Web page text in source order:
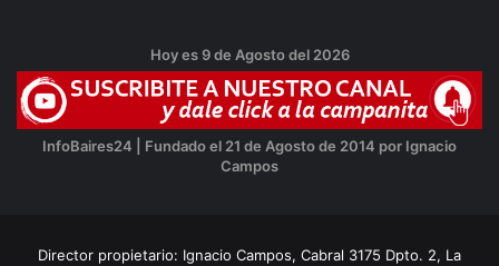
Hoy es 9 de Agosto del 2026
InfoBaires24 | Fundado el 21 de Agosto de 2014 por Ignacio
Campos
Director propietario: Ignacio Campos, Cabral 3175 Dpto. 2, La